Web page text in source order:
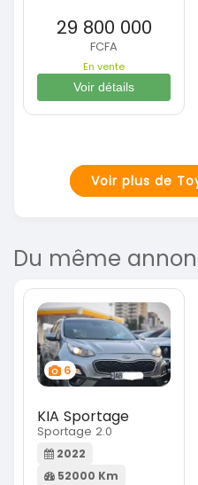
29 800 000
FCFA
En vente
Voir détails
Voir plus de
Du même
6
KIA Sportage
Sportage 2.0
2022
52000 Km